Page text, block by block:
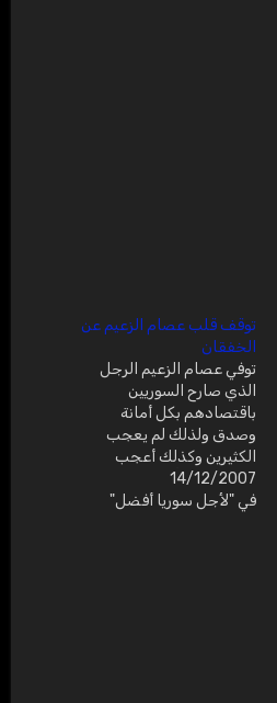
توقف قلب عصام الزعيم عن
الخفقان
توفي عصام الزعيم الرجل
الذي صارح السوريين
باقتصادهم بكل أمانة
وصدق ولذلك لم يعجب
الكثيرين وكذلك أعجب
الكثيرين أيضاً . توفي الدكتور
الزعيم الذي كان مصراً على
14/12/2007
في "لأجل سوريا أفضل"